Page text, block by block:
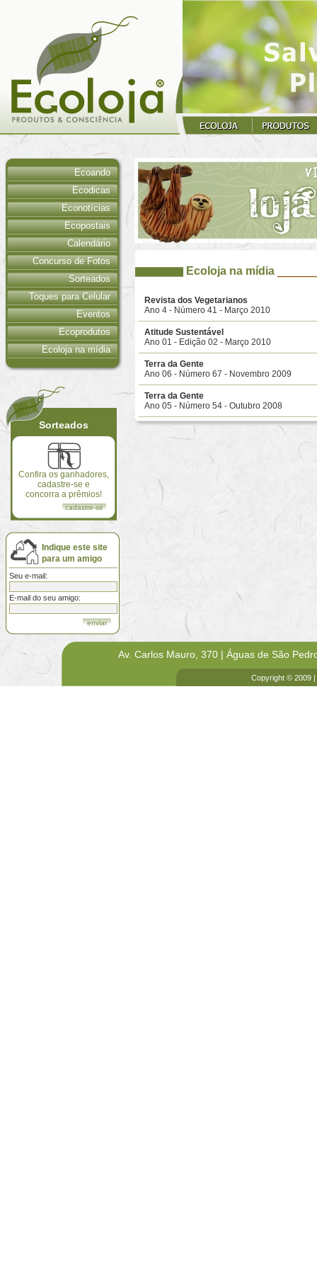
Ecoando
Ecodicas
Econotícias
Ecopostais
Calendário
Concurso de Fotos
Sorteados
Toques para Celular
Eventos
Ecoprodutos
Ecoloja na mídia
Sorteados
Confira os ganhadores,
cadastre-se e
concorra a prêmios!
cadastre-se
Indique este site
para um amigo
Seu e-mail:
E-mail do seu amigo:
Ecoloja na mídia
Revista dos Vegetarianos
Ano 4 - Número 41 - Março 2010
Atitude Sustentável
Ano 01 - Edição 02 - Março 2010
Terra da Gente
Ano 06 - Número 67 - Novembro 2009
Terra da Gente
Ano 05 - Número 54 - Outubro 2008
Av. Carlos Mauro, 370 | Águas de São
Copyright © 2009